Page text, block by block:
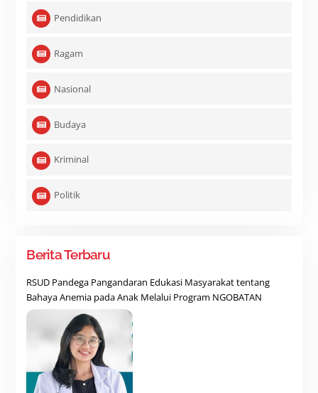
Pendidikan
Ragam
Nasional
Budaya
Kriminal
Politik
Berita Terbaru
RSUD Pandega Pangandaran Edukasi Masyarakat tentang
Bahaya Anemia pada Anak Melalui Program NGOBATAN